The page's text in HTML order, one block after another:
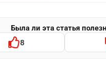
Была ли эта статья
8